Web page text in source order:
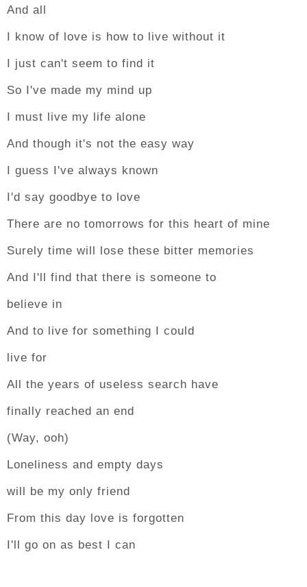
And all
I know of love is how to live without it
I just can't seem to find it
So I've made my mind up
I must live my life alone
And though it's not the easy way
I guess I've always known
I'd say goodbye to love
There are no tomorrows for this heart of mine
Surely time will lose these bitter memories
And I'll find that there is someone to
believe in
And to live for something I could
live for
All the years of useless search have
finally reached an end
(Way, ooh)
Loneliness and empty days
will be my only friend
From this day love is forgotten
I'll go on as best I can